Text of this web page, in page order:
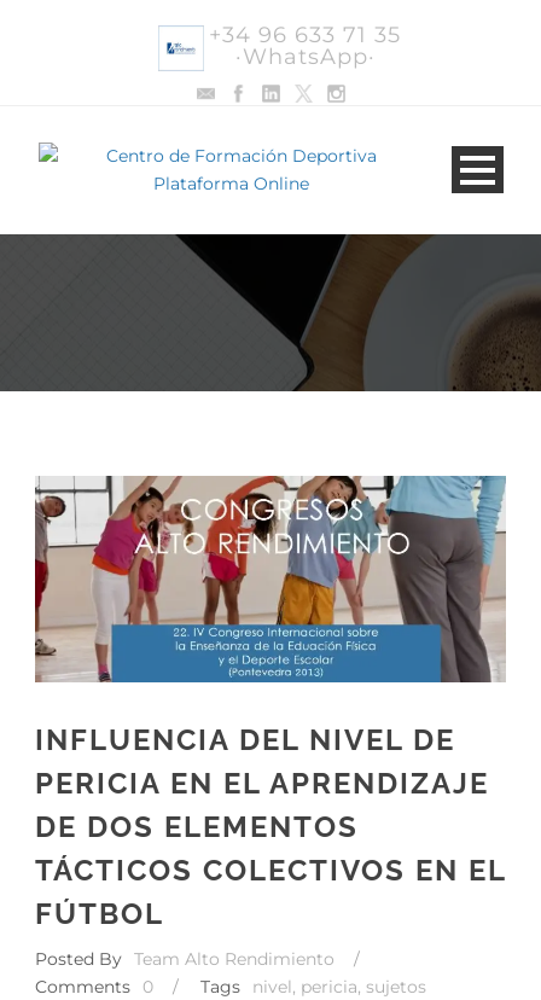
+34 96 633 71 35
·WhatsApp·
INFLUENCIA DEL NIVEL DE
PERICIA EN EL APRENDIZAJE
DE DOS ELEMENTOS
TÁCTICOS COLECTIVOS EN EL
FÚTBOL
Posted By Team Alto Rendimiento
/
Comments
0 / Tags nivel, pericia, sujetos